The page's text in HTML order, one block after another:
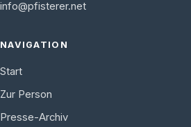
info@pfisterer.net
NAVIGATION
Start
Zur Person
Presse-Archiv